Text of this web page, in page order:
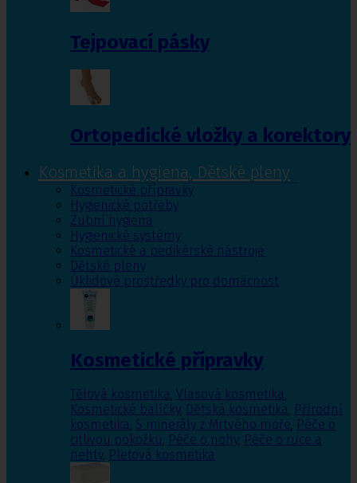
Tejpovací pásky
Ortopedické vložky a korektory
Kosmetika a hygiena, Dětské pleny
Kosmetické přípravky
Hygienické potřeby
Zubní hygiena
Hygienické systémy
Kosmetické a pedikérské nástroje
Dětské pleny
Úklidové prostředky pro domácnost
Kosmetické přípravky
Tělová kosmetika, Vlasová kosmetika,
Kosmetické balíčky, Dětská kosmetika, Přírodní
kosmetika, S minerály z Mrtvého moře, Péče o
citlivou pokožku, Péče o nohy, Péče o ruce a
nehty, Pleťová kosmetika